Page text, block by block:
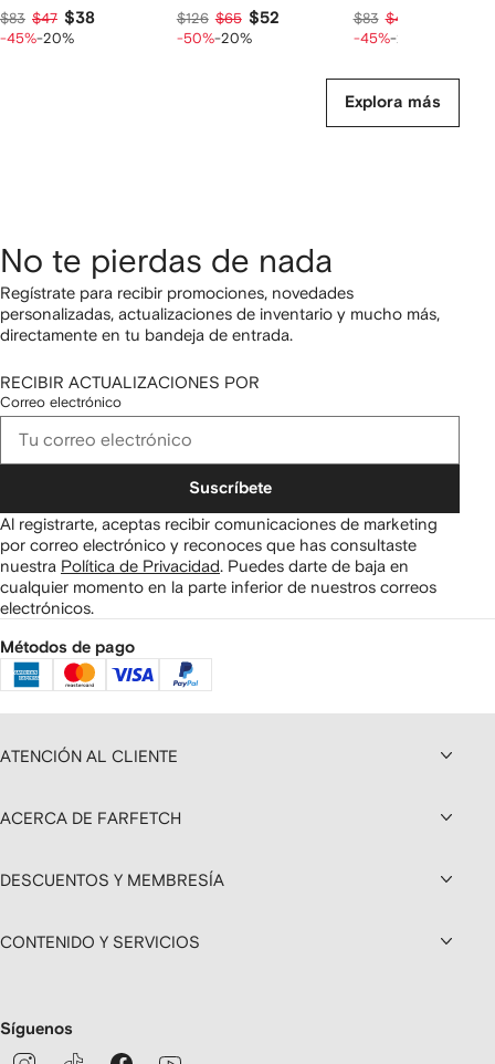
$83 $47 $38
-45%-20%
$126 $65 $52
-50%-20%
$83 $47
-45%-20%
Explora más
No te pierdas de nada
Regístrate para recibir promociones, novedades
personalizadas, actualizaciones de inventario y mucho más,
directamente en tu bandeja de entrada.
RECIBIR ACTUALIZACIONES POR
Correo electrónico
Suscríbete
Al registrarte, aceptas recibir comunicaciones de marketing
por correo electrónico y reconoces que has consultaste
nuestra Política de Privacidad Puedes darte de baja en
cualquier momento en la parte inferior de nuestros correos
electrónicos.
Métodos de pago
ATENCIÓN AL CLIENTE
ACERCA DE FARFETCH
DESCUENTOS Y MEMBRESÍA
CONTENIDO Y SERVICIOS
Síguenos